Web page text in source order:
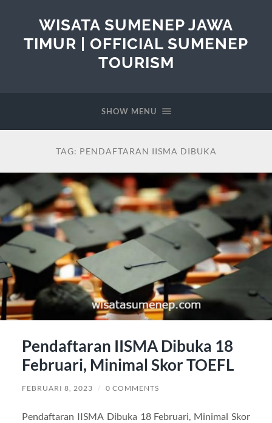
WISATA SUMENEP JAWA
TIMUR | OFFICIAL SUMENEP
TOURISM
SHOW MENU
TAG: PENDAFTARAN IISMA DIBUKA
Pendaftaran IISMA Dibuka 18
Februari, Minimal Skor TOEFL
FEBRUARI 8, 2023 / 0 COMMENTS
Pendaftaran IISMA Dibuka 18 Februari, Minimal Skor